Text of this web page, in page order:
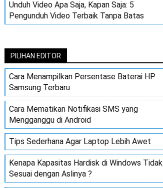
Unduh Video Apa Saja, Kapan Saja: 5
Pengunduh Video Terbaik Tanpa Batas
PILIHAN EDITOR
Cara Menampilkan Persentase Baterai HP
Samsung Terbaru
Cara Mematikan Notifikasi SMS yang
Mengganggu di Android
Tips Sederhana Agar Laptop Lebih Awet
Kenapa Kapasitas Hardisk di Windows Tidak
Sesuai dengan Aslinya ?